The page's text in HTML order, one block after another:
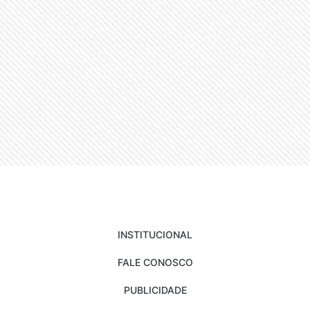
INSTITUCIONAL
FALE CONOSCO
PUBLICIDADE